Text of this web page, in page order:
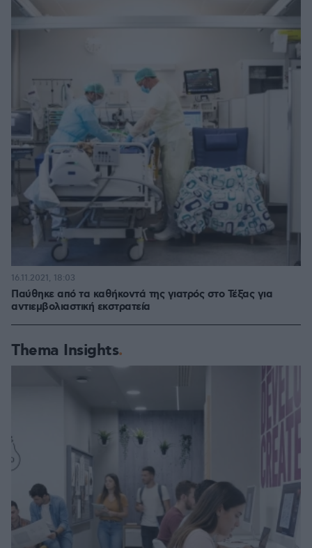
Παύθηκε από τα καθήκοντά της γιατρός στο Τέξας για
αντιεμβολιαστική εκστρατεία
16.11.2021, 18:03
Thema Insights